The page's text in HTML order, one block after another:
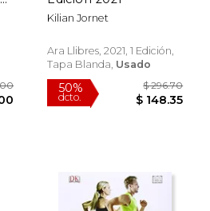
Kilian Jornet
Ara Llibres, 2021, 1 Edición,
Tapa Blanda, Usado